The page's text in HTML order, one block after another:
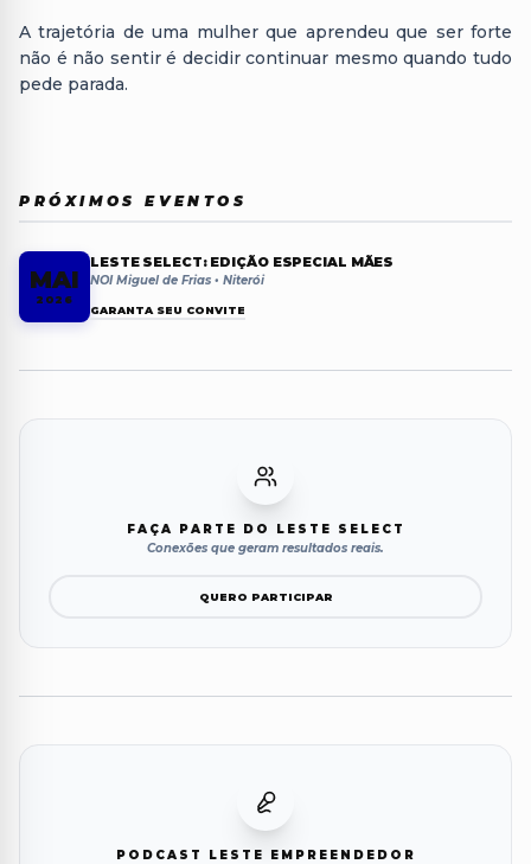
A trajetória de uma mulher que aprendeu que ser forte
não é não sentir é decidir continuar mesmo quando tudo
pede parada.
PRÓXIMOS EVENTOS
MAI
2026
LESTE SELECT: EDIÇÃO ESPECIAL MÃES
NOI Miguel de Frias • Niterói
GARANTA SEU CONVITE
FAÇA PARTE DO LESTE SELECT
Conexões que geram resultados reais.
QUERO PARTICIPAR
PODCAST LESTE EMPREENDEDOR